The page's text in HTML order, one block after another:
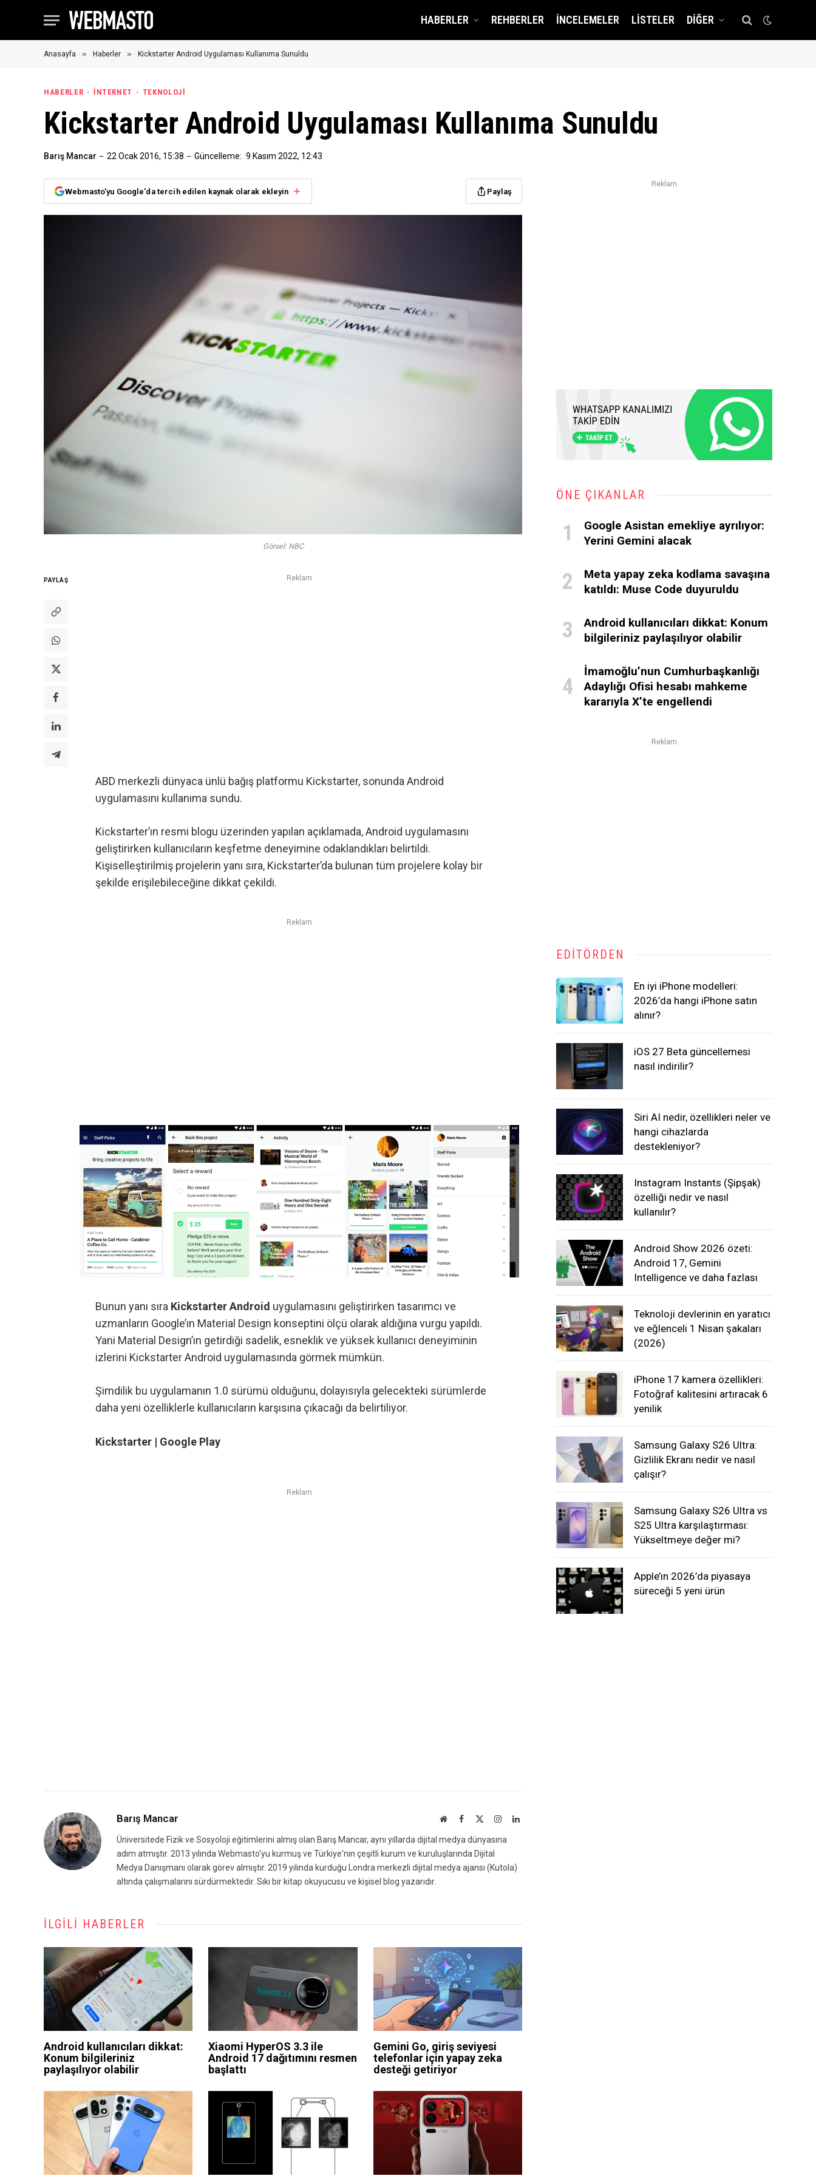
HABERLER REHBERLER İNCELEMELER LISTELER DIĞER
Anasayfa » Haberler » Kickstarter Android Uygulaması Kullanıma Sunuldu
HABERLER İNTERNET TEKNOLOJI
Kickstarter Android Uygulaması Kullanıma Sunuldu
Barış Mancar 22 Ocak 2016, 15:38 Güncelleme: 9 Kasım 2022, 12:43
Webmasto'yu Google'da tercih edilen kaynak olarak ekleyin Paylaş
Görsel: NBC
PAYLAŞ Reklam
ABD merkezli dünyaca ünlü bağış platformu Kickstarter, sonunda Android
uygulamasını kullanıma sundu.
Kickstarter’ın resmi blogu üzerinden yapılan açıklamada, Android uygulamasını
geliştirirken kullanıcıların keşfetme deneyimine odaklandıkları belirtildi.
Kişiselleştirilmiş projelerin yanı sıra, Kickstarter’da bulunan tüm projelere kolay bir
şekilde erişilebileceğine dikkat çekildi.
Reklam
Bunun yanı sıra Kickstarter Android uygulamasını geliştirirken tasarımcı ve
uzmanların Google’ın Material Design konseptini ölçü olarak aldığına vurgu yapıldı.
Yani Material Design’ın getirdiği sadelik, esneklik ve yüksek kullanıcı deneyiminin
izlerini Kickstarter Android uygulamasında görmek mümkün.
Şimdilik bu uygulamanın 1.0 sürümü olduğunu, dolayısıyla gelecekteki sürümlerde
daha yeni özelliklerle kullanıcıların karşısına çıkacağı da belirtiliyor.
Kickstarter | Google Play
Reklam
Barış Mancar WebsiteFacebook InstagramLinkedIn
Üniversitede Fizik ve Sosyoloji eğitimlerini almış olan Barış Mancar, aynı yıllarda dijital medya dünyasına
adım atmıştır. 2013 yılında Webmasto'yu kurmuş ve Türkiye'nin çeşitli kurum ve kuruluşlarında Dijital
Medya Danışmanı olarak görev almıştır. 2019 yılında kurduğu Londra merkezli dijital medya ajansı (Kutola)
altında çalışmalarını sürdürmektedir. Sıkı bir kitap okuyucusu ve kişisel blog yazarıdır.
İLGILI HABERLER
Android kullanıcıları dikkat:
Konum bilgileriniz
paylaşılıyor olabilir
Xiaomi HyperOS 3.3 ile
Android 17 dağıtımını resmen
başlattı
Gemini Go, giriş seviyesi
telefonlar için yapay zeka
desteği getiriyor
Reklam
ÖNE ÇIKANLAR
Google Asistan emekliye ayrılıyor:
Yerini Gemini alacak
Meta yapay zeka kodlama savaşına
katıldı: Muse Code duyuruldu
Android kullanıcıları dikkat: Konum
bilgileriniz paylaşılıyor olabilir
İmamoğlu’nun Cumhurbaşkanlığı
Adaylığı Ofisi hesabı mahkeme
kararıyla X’te engellendi
Reklam
EDITÖRDEN
En iyi iPhone modelleri:
2026’da hangi iPhone satın
alınır?
iOS 27 Beta güncellemesi
nasıl indirilir?
Siri AI nedir, özellikleri neler ve
hangi cihazlarda
destekleniyor?
Instagram Instants (Şipşak)
özelliği nedir ve nasıl
kullanılır?
Android Show 2026 özeti:
Android 17, Gemini
Intelligence ve daha fazlası
Teknoloji devlerinin en yaratıcı
ve eğlenceli 1 Nisan şakaları
(2026)
iPhone 17 kamera özellikleri:
Fotoğraf kalitesini artıracak 6
yenilik
Samsung Galaxy S26 Ultra:
Gizlilik Ekranı nedir ve nasıl
çalışır?
Samsung Galaxy S26 Ultra vs
S25 Ultra karşılaştırması:
Yükseltmeye değer mi?
Apple’ın 2026’da piyasaya
süreceği 5 yeni ürün